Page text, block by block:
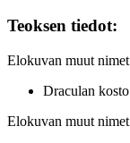
Teoksen tiedot:
Elokuvan muut nimet
Draculan kosto
Elokuvan muut nimet